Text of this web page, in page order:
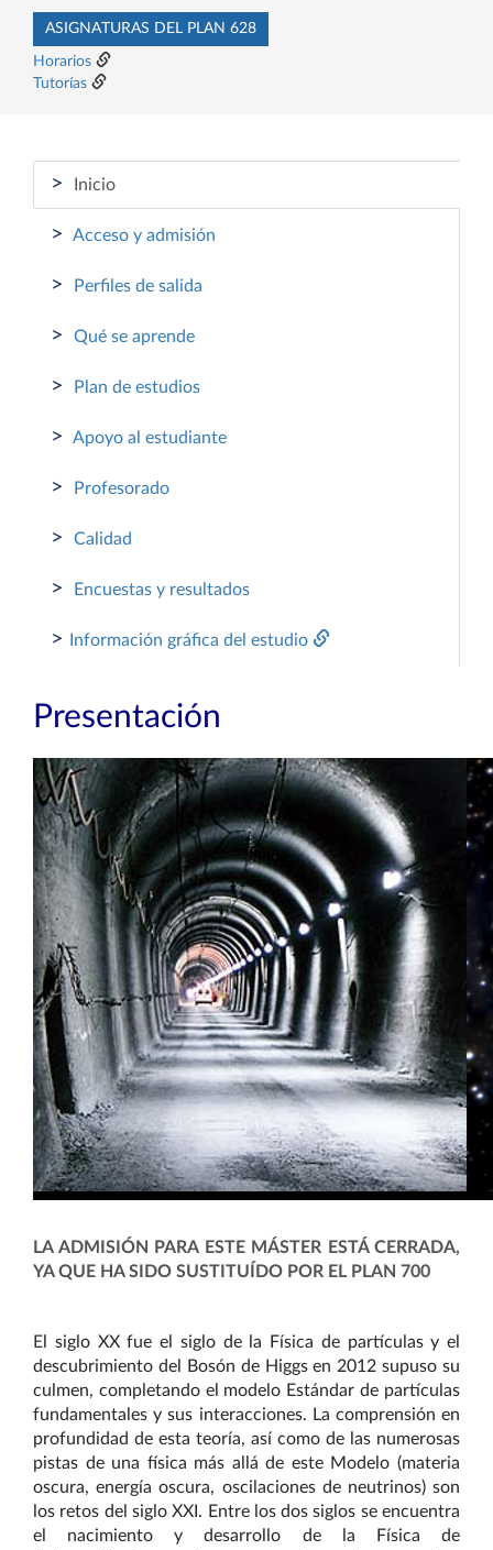
ASIGNATURAS DEL PLAN 628
Horarios
Tutorías
> Inicio
> Acceso y admisión
> Perfiles de salida
> Qué se aprende
> Plan de estudios
> Apoyo al estudiante
> Profesorado
> Calidad
> Encuestas y resultados
> Información gráfica del estudio
Presentación
LA ADMISIÓN PARA ESTE MÁSTER ESTÁ CERRADA,
YA QUE HA SIDO SUSTITUÍDO POR EL PLAN 700
E l siglo XX fue el siglo de la Física de partículas y el
descubrimiento del Bosón de Higgs en 2012 supuso su
culmen, completando el modelo Estándar de partículas
fundamentales y sus interacciones. La comprensión en
profundidad de esta teoría, así como de las numerosas
pistas de una física más allá de este Modelo (materia
oscura, energía oscura, oscilaciones de neutrinos) son
los retos del siglo XXI. Entre los dos siglos se encuentra
el nacimiento y desarrollo de la Física de